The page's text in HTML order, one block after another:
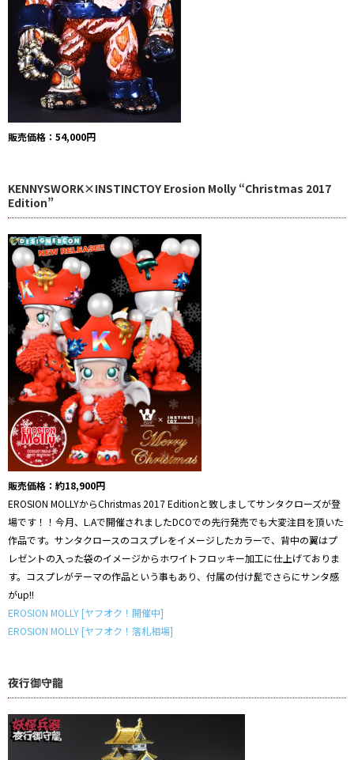
販売価格：54,000円
KENNYSWORK×INSTINCTOY Erosion Molly “Christmas 2017
Edition”
販売価格：約18,900円
EROSION MOLLYからChristmas 2017 Editionと致しましてサンタクローズが登
場です！！今月、L.Aで開催されましたDCOでの先行発売でも大変注目を頂いた
作品です。サンタクロースのコスプレをイメージしたカラーで、背中の翼はプ
レゼントの入った袋のイメージからホワイトフロッキー加工に仕上げておりま
す。コスプレがテーマの作品という事もあり、付属の付け髭でさらにサンタ感
がup!!
EROSION MOLLY [ヤフオク！開催中]
EROSION MOLLY [ヤフオク！落札相場]
夜行御守龍